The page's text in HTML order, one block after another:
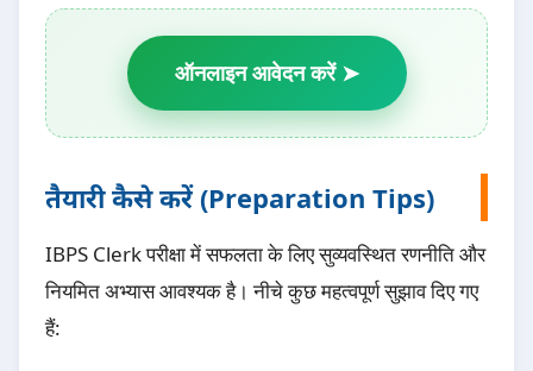
ऑनलाइन आवेदन करें ➤
तैयारी कैसे करें (Preparation Tips)
IBPS Clerk परीक्षा में सफलता के लिए सुव्यवस्थित रणनीति और
नियमित अभ्यास आवश्यक है। नीचे कुछ महत्वपूर्ण सुझाव दिए गए
हैं: